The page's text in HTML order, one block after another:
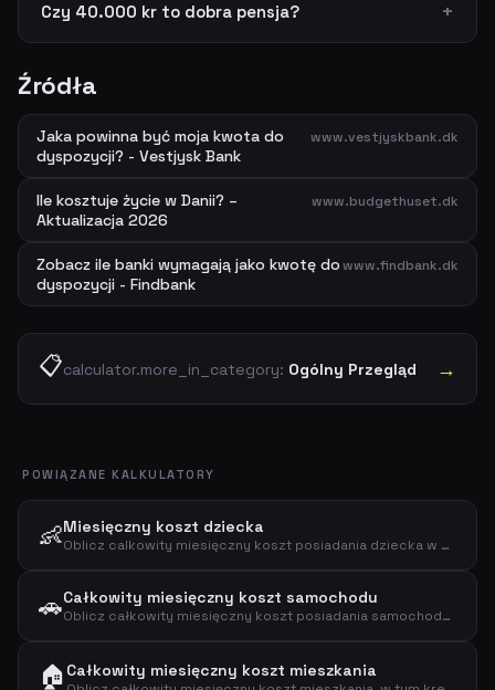
Czy 40.000 kr to dobra pensja?
Źródła
Jaka powinna być moja kwota do
dyspozycji? - Vestjysk Bank
www.vestjyskbank.dk
Ile kosztuje życie w Danii? –
Aktualizacja 2026
www.budgethuset.dk
Zobacz ile banki wymagają jako kwotę do
dyspozycji - Findbank
www.findbank.dk
📋calculator.more_in_category: Ogólny Przegląd →
POWIĄZANE KALKULATORY
👶Miesięczny koszt dziecka
Oblicz calkowity miesięczny koszt posiadania dziecka w Danii. Obejmuje pieluchy, jedzenie, ubrania, zabawki, zdrowie, opiekę i inne.
🚗Całkowity miesięczny koszt samochodu
Oblicz całkowity miesięczny koszt posiadania samochodu w Danii. Obejmuje ratę kredytu, ubezpieczenie, paliwo, amortyzację, konserwację, podatek, parking i mycie.
🏠 Całkowity miesięczny koszt mieszkania